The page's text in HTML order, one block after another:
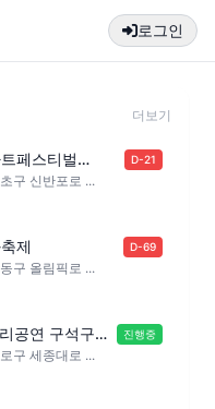
로그인
더보기
페스티벌
D-21
구 신반포로 ...
제 D-69
구 올림픽로 ...
공연 구석구석
진행중
구 세종대로 ...